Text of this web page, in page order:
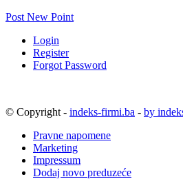
Post New Point
Login
Register
Forgot Password
© Copyright - indeks-firmi.ba - by
Pravne napomene
Marketing
Impressum
Dodaj novo preduzeće